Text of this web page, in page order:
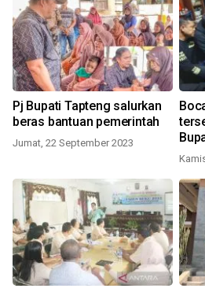
Pj Bupati Tapteng salurkan
beras bantuan pemerintah
Jumat, 22 September 2023